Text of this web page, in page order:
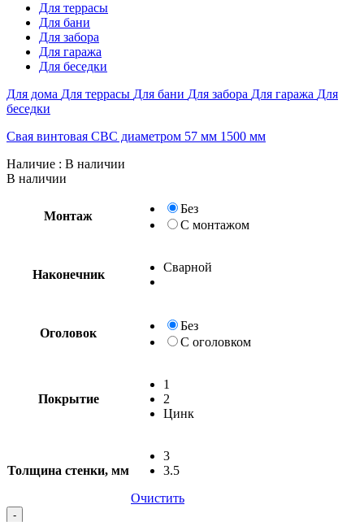
Для террасы
Для бани
Для забора
Для гаража
Для беседки
Для дома Для террасы Для бани Для забора Для гаража Для
беседки
Свая винтовая СВС диаметром 57 мм 1500 мм
Наличие : В наличии
В наличии
Монтаж
Без
С монтажом
Наконечник
Сварной
Оголовок
Без
С оголовком
Покрытие
1
2
Цинк
Толщина стенки, мм
3
3.5
Очистить
-